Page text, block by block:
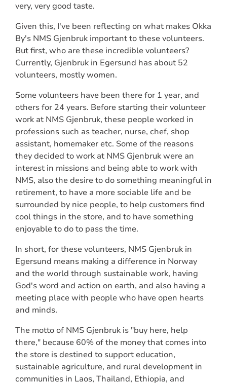
very, very good taste.
Given this, I've been reflecting on what makes Okka
By's NMS Gjenbruk important to these volunteers.
But first, who are these incredible volunteers?
Currently, Gjenbruk in Egersund has about 52
volunteers, mostly women.
Some volunteers have been there for 1 year, and
others for 24 years. Before starting their volunteer
work at NMS Gjenbruk, these people worked in
professions such as teacher, nurse, chef, shop
assistant, homemaker etc. Some of the reasons
they decided to work at NMS Gjenbruk were an
interest in missions and being able to work with
NMS, also the desire to do something meaningful in
retirement, to have a more sociable life and be
surrounded by nice people, to help customers find
cool things in the store, and to have something
enjoyable to do to pass the time.
In short, for these volunteers, NMS Gjenbruk in
Egersund means making a difference in Norway
and the world through sustainable work, having
God's word and action on earth, and also having a
meeting place with people who have open hearts
and minds.
The motto of NMS Gjenbruk is "buy here, help
there," because 60% of the money that comes into
the store is destined to support education,
sustainable agriculture, and rural development in
communities in Laos, Thailand, Ethiopia, and